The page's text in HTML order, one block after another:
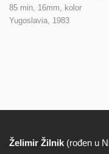
85 min, 16mm, kolor
Yugoslavia, 1983
Biografija
Želimir Žilnik (rođen u